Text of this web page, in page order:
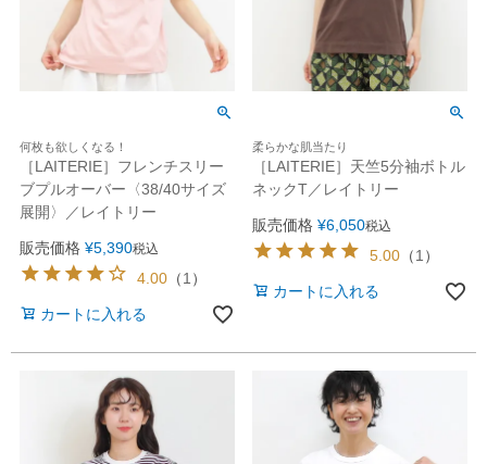
何枚も欲しくなる！
［LAITERIE］フレンチスリー
ブプルオーバー〈38/40サイズ
展開〉／レイトリー
販売価格 ¥5,390税込
4.00 （1 ）
カートに入れる
柔らかな肌当たり
［LAITERIE］天竺5分袖ボトル
ネックT／レイトリー
販売価格 ¥6,050税込
5.00 （1 ）
カートに入れる